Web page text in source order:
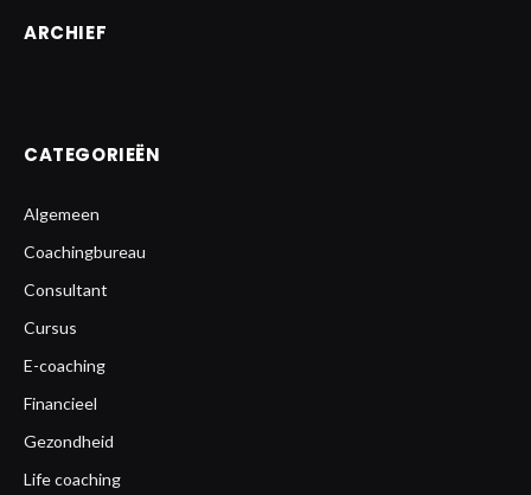
ARCHIEF
CATEGORIEËN
Algemeen
Coachingbureau
Consultant
Cursus
E-coaching
Financieel
Gezondheid
Life coaching